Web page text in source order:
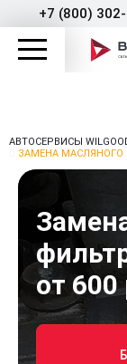
+7 (800)
АВТОСЕРВИСЫ
ЗАМЕНА МАСЛЯНОГО
от 600